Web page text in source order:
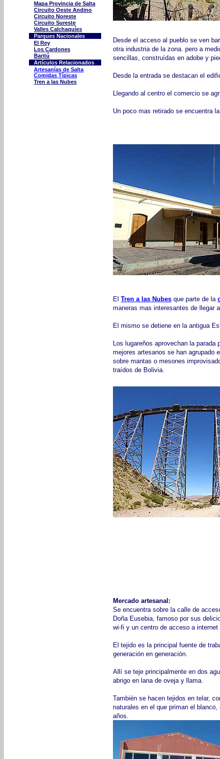
Mapa Provincia de Salta
Circuito Oeste Andino
Circuito Noreste
Circuito Sureste
Valles Calchaquíes
Parques Nacionales
El Rey
Los Cardones
Baritú
Artículos Relacionados
Artesanías de Salta
Comidas Típicas
Tren a las Nubes
Desde el acceso al pueblo se ven
otra industria de la zona. pero a
sencillas, construídas en adobe y
Desde la entrada se destacan el
Llegando al centro el comercio se
Un poco mas retirado se encuentra
El Tren a las Nubes que parte de la
maneras mas interesantes de llegar
El mismo se detiene en la antigua
Los lugareños aprovechan la
mejores artesanos se han agrupado
sobre mantas o mesones
traídos de Bolivia.
Mercado artesanal:
Se encuentra sobre la calle de
Doña Eusebia, famoso por sus
wi-fi y un centro de acceso a
El tejido es la principal fuente de
generación en generación.
Allí se teje principalmente en dos
abrigo en lana de oveja y llama.
También se hacen tejidos en telar,
naturales en el que priman el
años.